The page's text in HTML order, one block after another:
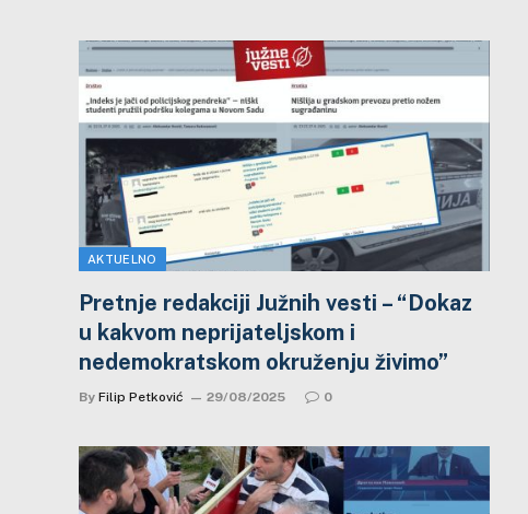
AKTUELNO
Pretnje redakciji Južnih vesti – “Dokaz
u kakvom neprijateljskom i
nedemokratskom okruženju živimo”
By Filip Petković 29/08/2025 0